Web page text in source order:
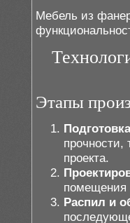
Мебель из
Этапы
прочности,
проекта.
помещения
Распил и